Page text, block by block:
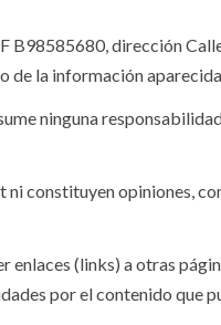
dirección
la información
ninguna
constituyen opiniones,
(links) a otras
por el contenido que